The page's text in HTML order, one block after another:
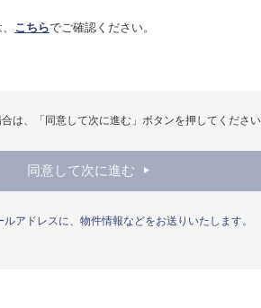
クッキーの受け入れを拒否する設定をすること
場合があり、これに関連して、当該第三者が
。当該第三者によって取得されたユーザーの訪
動履歴情報の取得による第三者からの広告配信
こちらでご確認ください。
は、「同意して次に進む」ボタンを押してください
同意して次に進む
アドレスに、物件情報などをお送りいたします。